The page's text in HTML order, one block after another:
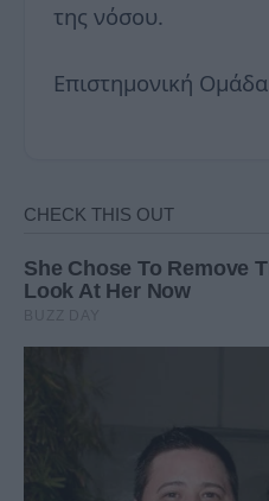
της νόσου.
Επιστημονική Ομάδα